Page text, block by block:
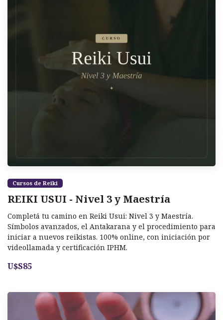
Cursos de Reiki
REIKI USUI - Nivel 3 y Maestría
Completá tu camino en Reiki Usui: Nivel 3 y Maestría.
Símbolos avanzados, el Antakarana y el procedimiento para
iniciar a nuevos reikistas. 100% online, con iniciación por
videollamada y certificación IPHM.
U$S85